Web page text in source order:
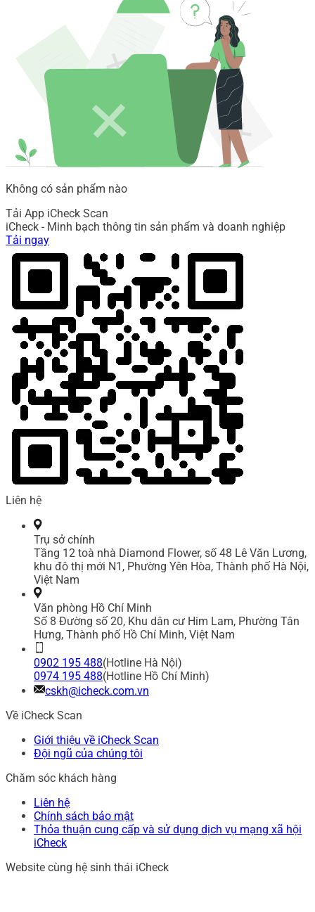
Không có sản phẩm nào
Tải App iCheck Scan
iCheck - Minh bạch thông tin sản phẩm và doanh nghiệp
Tải ngay
Liên hệ
Trụ sở chính
Tầng 12 toà nhà Diamond Flower, số 48 Lê Văn Lương,
khu đô thị mới N1, Phường Yên Hòa, Thành phố Hà Nội,
Việt Nam
Văn phòng Hồ Chí Minh
Số 8 Đường số 20, Khu dân cư Him Lam, Phường Tân
Hưng, Thành phố Hồ Chí Minh, Việt Nam
0902 195 488(Hotline Hà Nội)
0974 195 488(Hotline Hồ Chí Minh)
cskh@icheck.com.vn
Về iCheck Scan
Giới thiệu về iCheck Scan
Đội ngũ của chúng tôi
Chăm sóc khách hàng
Liên hệ
Chính sách bảo mật
Thỏa thuận cung cấp và sử dụng dịch vụ mạng xã hội
iCheck
Website cùng hệ sinh thái iCheck